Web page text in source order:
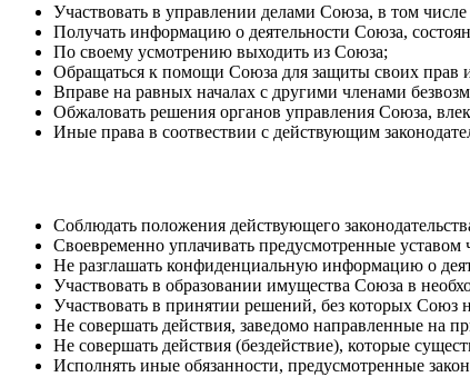
Участвовать в управлении делами Союза, в том
Получать информацию о деятельности Союза,
По своему усмотрению выходить из Союза;
Обращаться к помощи Союза для защиты своих прав
Вправе на равных началах с другими членами
Обжаловать решения органов управления Союза,
Иные права в соотвествии с действующим
Соблюдать положения действующего
Своевременно уплачивать предусмотренные
Не разглашать конфиденциальную информацию о
Участвовать в образовании имущества Союза в
Участвовать в принятии решений, без которых Союз
Не совершать действия, заведомо направленные на
Не совершать действия (бездействие), которые
Исполнять иные обязанности, предусмотренные